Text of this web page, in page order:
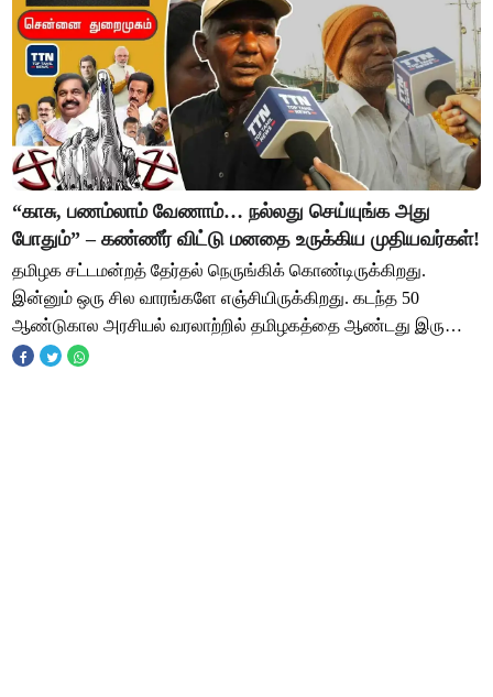
“காசு, பணம்லாம் வேணாம்… நல்லது செய்யுங்க அது
போதும்” – கண்ணீர் விட்டு மனதை உருக்கிய முதியவர்கள்!
தமிழக சட்டமன்றத் தேர்தல் நெருங்கிக் கொண்டிருக்கிறது.
இன்னும் ஒரு சில வாரங்களே எஞ்சியிருக்கிறது. கடந்த 50
ஆண்டுகால அரசியல் வரலாற்றில் தமிழகத்தை ஆண்டது இரு
துருவம் தான். ஒன்று திமுக. மற்றொன்று அதிமுக.